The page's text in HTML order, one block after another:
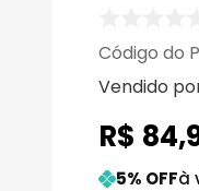
Vendido
R$ 84,
5% OFFà